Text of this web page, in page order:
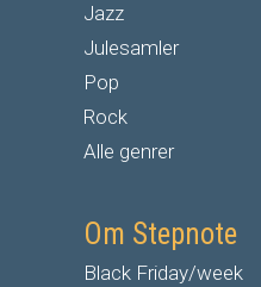
Jazz
Julesamler
Pop
Rock
Alle genrer
Om Stepnote
Black Friday/week